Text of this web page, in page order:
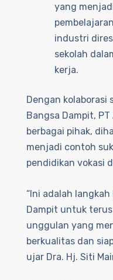
yang
industri
sekolah
kerja.
Dengan kolaborasi
Bangsa Dampit,
berbagai pihak,
menjadi contoh
pendidikan vokasi
“Ini adalah langkah
Dampit untuk
unggulan yang
berkualitas dan
ujar Dra. Hj. Siti